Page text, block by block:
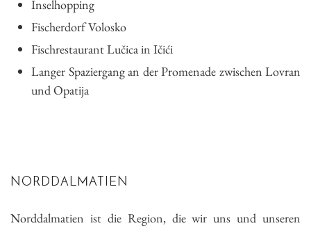
Inselhopping
Fischerdorf Volosko
Fischrestaurant Lučica in Ičići
Langer Spaziergang an der Promenade zwischen Lovran
und Opatija
NORDDALMATIEN
Norddalmatien ist die Region, die wir uns und unseren